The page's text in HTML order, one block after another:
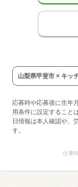
◆扶養内勤務OK
…全てのクルーを対
1ヶ月を目途に、職
仕事に慣れたかどう
◆食事補助あり
…マクドナルドのメ
全て30％OFF！セッ
お給料日前にもらえ
山梨県甲斐市 × キッ
応募時や応募後に生年
用条件に設定すること
日情報は本人確認や、
す。
仕事